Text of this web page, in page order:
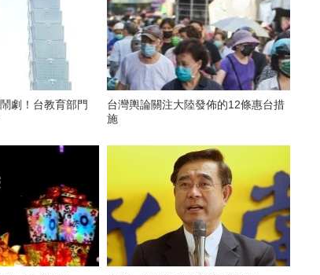
劇！台教育部門
台灣輿論關注大陸發佈的12條惠台措
施